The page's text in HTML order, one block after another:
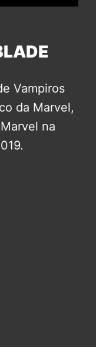
Vampiros
da Marvel,
na